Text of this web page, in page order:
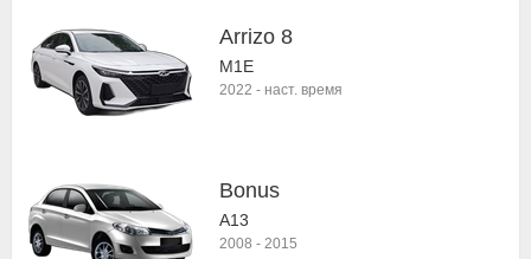
Arrizo 8
M1E
2022 - наст. время
Bonus
A13
2008 - 2015